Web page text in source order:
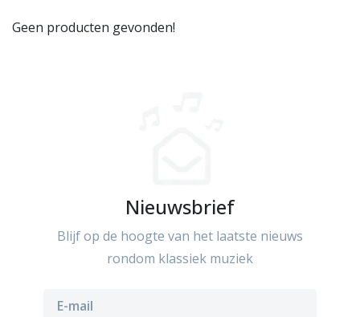
Geen producten gevonden!
Nieuwsbrief
Blijf op de hoogte van het laatste nieuws
rondom klassiek muziek